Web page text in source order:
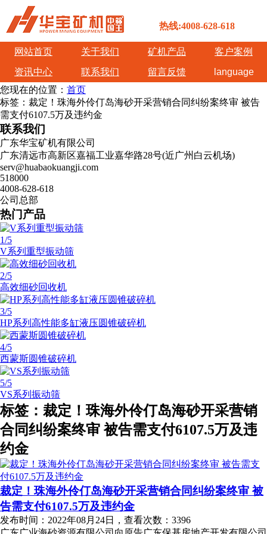
热线:4008-628-618
网站首页 关于我们 矿机产品
客户案例
资讯中心
联系我们 留言反馈
language
您现在的位置： 首页
标签：裁定！珠海外伶仃岛海砂开采营销合同纠纷案终审 被告
需支付6107.5万及违约金
联系我们
广东华宝矿机有限公司
广东清远市高新区嘉福工业嘉华路28号(近广州白云机场)
serv@huabaokuangji.com
518000
4008-628-618
公司总部
热门产品
1/5
V系列重型振动筛
2/5
高效细砂回收机
3/5
HP系列高性能多缸液压圆锥破碎机
4/5
西蒙斯圆锥破碎机
5/5
VS系列振动筛
标签：裁定！珠海外伶仃岛海砂开采营销
合同纠纷案终审 被告需支付6107.5万及违
约金
裁定！珠海外伶仃岛海砂开采营销合同纠纷案终审 被
告需支付6107.5万及违约金
发布时间：2022年08月24日，查看次数：3396